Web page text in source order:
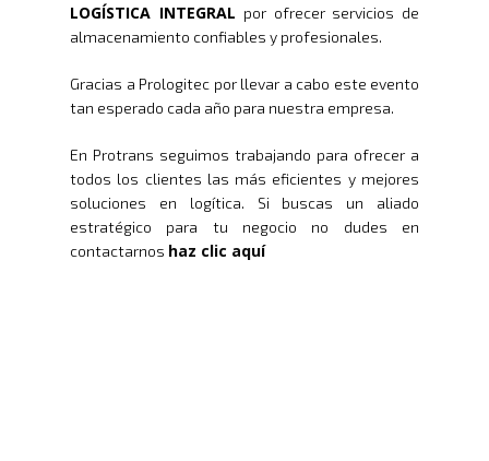
LOGÍSTICA INTEGRAL por ofrecer servicios de
almacenamiento confiables y profesionales.
Gracias a Prologitec por llevar a cabo este evento
tan esperado cada año para nuestra empresa.
En Protrans seguimos trabajando para ofrecer a
todos los clientes las más eficientes y mejores
soluciones en logítica. Si buscas un aliado
estratégico para tu negocio no dudes en
contactarnos haz clic aquí